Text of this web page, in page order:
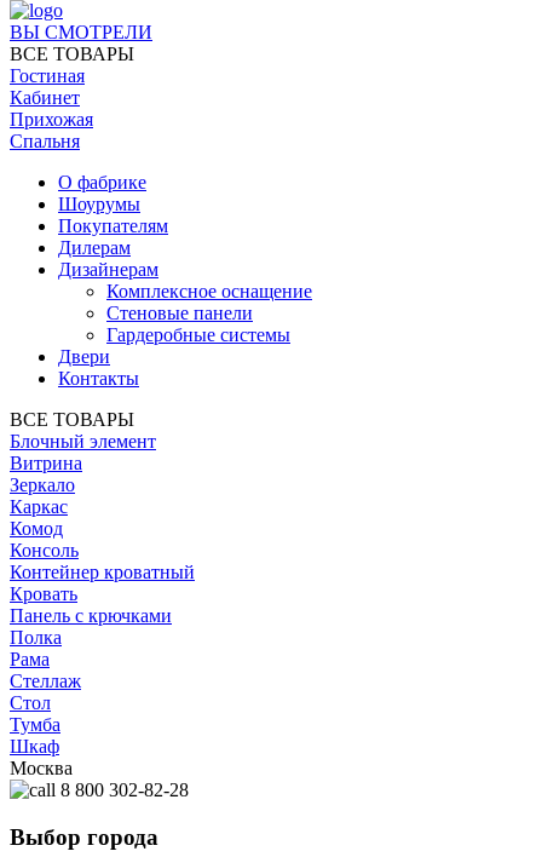
ВЫ СМОТРЕЛИ
ВСЕ ТОВАРЫ
Гостиная
Кабинет
Прихожая
Спальня
О фабрике
Шоурумы
Покупателям
Дилерам
Дизайнерам
Комплексное оснащение
Стеновые панели
Гардеробные системы
Двери
Контакты
ВСЕ ТОВАРЫ
Блочный элемент
Витрина
Зеркало
Каркас
Комод
Консоль
Контейнер кроватный
Кровать
Панель с крючками
Полка
Рама
Стеллаж
Стол
Тумба
Шкаф
Москва
8 800 302-82-28
Выбор города